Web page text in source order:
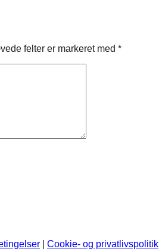
felter er markeret med *
Cookie- og privatlivspolitik